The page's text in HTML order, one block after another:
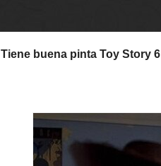
Tiene buena pinta Toy Story 6